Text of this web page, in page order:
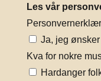
Les vår
Ja, jeg
Kva for nokre
Hardanger